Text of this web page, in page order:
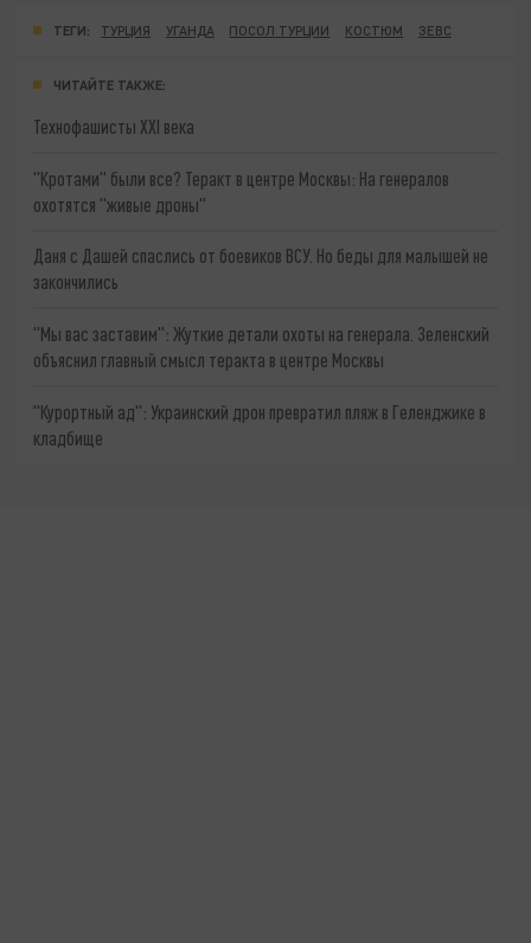
ТЕГИ: ТУРЦИЯ УГАНДА ПОСОЛ ТУРЦИИ КОСТЮМ ЗЕВС
ЧИТАЙТЕ ТАКЖЕ:
Технофашисты XXI века
"Кротами" были все? Теракт в центре Москвы: На генералов
охотятся "живые дроны"
Даня с Дашей спаслись от боевиков ВСУ. Но беды для малышей не
закончились
"Мы вас заставим": Жуткие детали охоты на генерала. Зеленский
объяснил главный смысл теракта в центре Москвы
"Курортный ад": Украинский дрон превратил пляж в Геленджике в
кладбище